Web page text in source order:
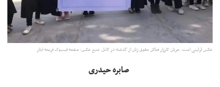
عکس ئزئینی است. جریان کارزار فعالان حقوق زنان از گذشته در کابل. منبع عکس: صفحه فیسبوک فریحه ایثار
صابره حیدری